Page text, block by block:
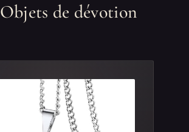
Objets de dévotion